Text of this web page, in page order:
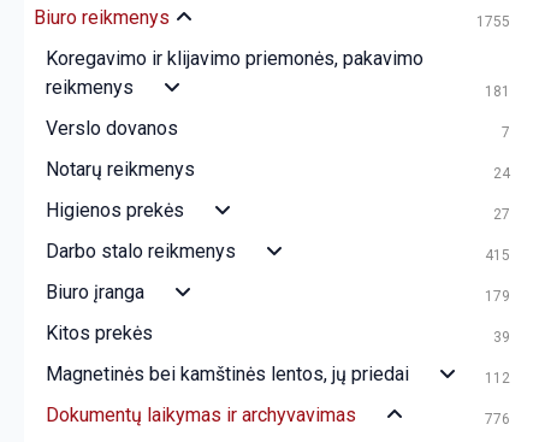
Biuro reikmenys 1755
Koregavimo ir klijavimo priemonės, pakavimo
reikmenys
181
Verslo dovanos 7
Notarų reikmenys 24
Higienos prekės 27
Darbo stalo reikmenys 415
Biuro įranga 179
Kitos prekės 39
Magnetinės bei kamštinės lentos, jų priedai 112
Dokumentų laikymas ir archyvavimas 776